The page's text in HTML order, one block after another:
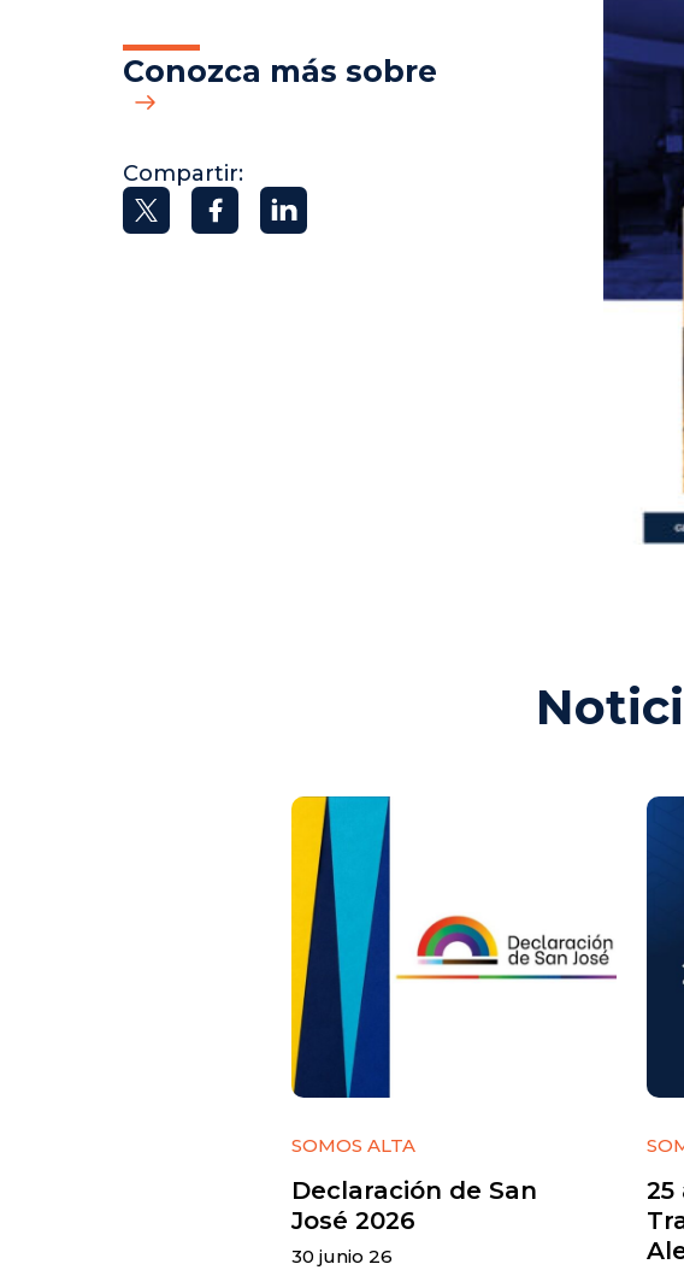
Conozca más sobre
Compartir:
SOMOS ALTA
Declaración de San
José 2026
30 junio 26
25